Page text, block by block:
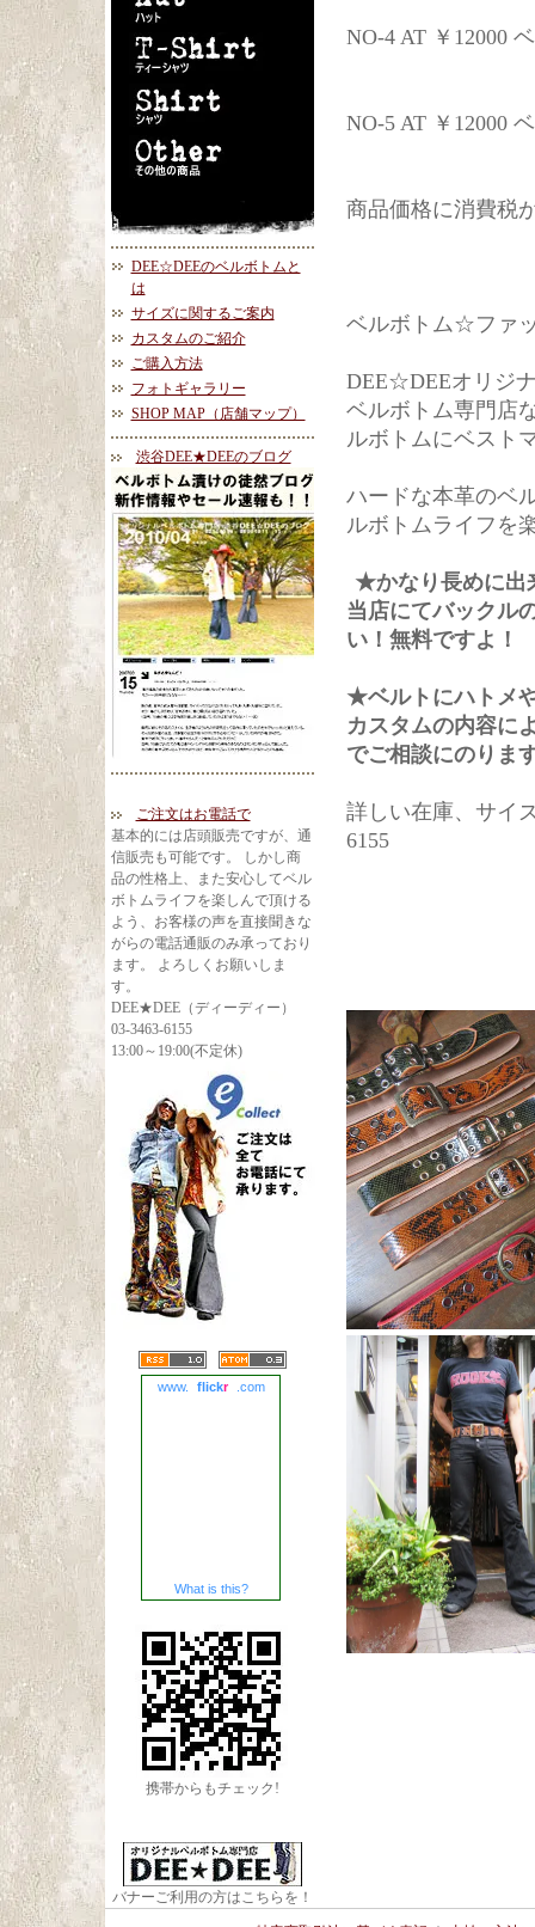
DEE☆DEEのベルボトムと
は
サイズに関するご案内
カスタムのご紹介
ご購入方法
フォトギャラリー
SHOP MAP（店舗マップ）
渋谷DEE★DEEのブログ
ご注文はお電話で
基本的には店頭販売ですが、通
信販売も可能です。 しかし商
品の性格上、また安心してベル
ボトムライフを楽しんで頂ける
よう、お客様の声を直接聞きな
がらの電話通販のみ承っており
ます。 よろしくお願いしま
す。
DEE★DEE（ディーディー）
03-3463-6155
13:00～19:00(不定休)
www. flickr .com
What is this?
携帯からもチェック!
バナーご利用の方はこちらを！
NO-4 AT ￥12000
NO-5 AT ￥12000
商品価格に消費税
ベルボトム☆ファ
DEE☆DEEオリジ
ベルボトム専門店
ルボトムにベスト
ハードな本革のベ
ルボトムライフを
★かなり長めに
当店にてバックル
い！無料ですよ！
★ベルトにハトメ
カスタムの内容に
でご相談にのりま
詳しい在庫、サイ
6155